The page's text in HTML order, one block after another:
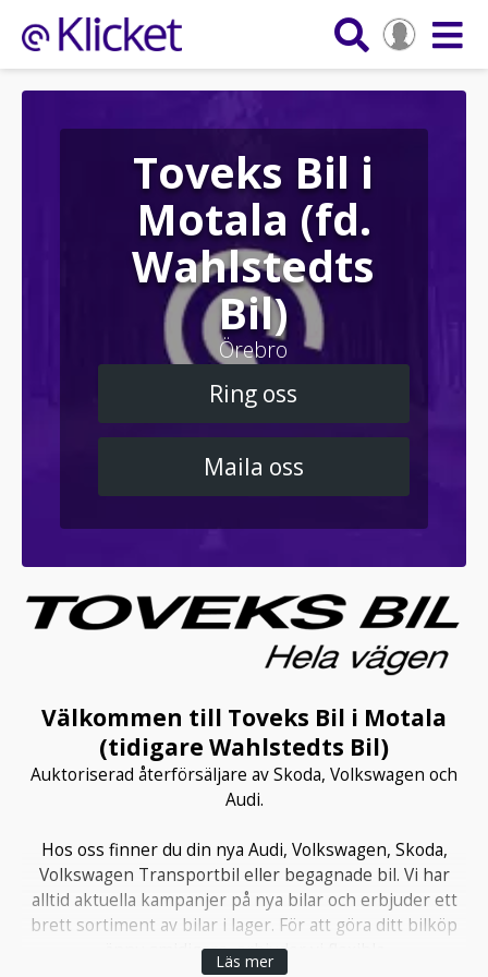
Toveks Bil i
Motala (fd.
Wahlstedts
Bil)
Örebro
Ring oss
Maila oss
Välkommen till Toveks Bil i Motala
(tidigare Wahlstedts Bil)
Auktoriserad återförsäljare av Skoda, Volkswagen och
Audi.
Hos oss finner du din nya Audi, Volkswagen, Skoda,
Volkswagen Transportbil eller begagnade bil. Vi har
alltid aktuella kampanjer på nya bilar och erbjuder ett
brett sortiment av bilar i lager. För att göra ditt bilköp
ännu smidigare, erbjuder vi flexibla
Läs mer